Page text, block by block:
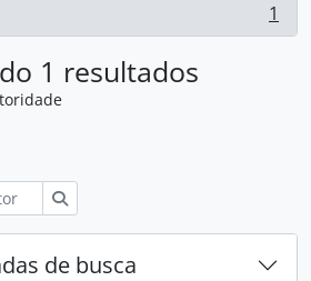
1
1 resultados
de busca